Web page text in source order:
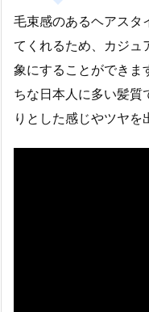
毛束感のあるヘアスタ
てくれるため、カジュ
象にすることができま
ちな日本人に多い髪質
りとした感じやツヤを